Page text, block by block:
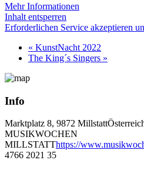
Mehr Informationen
Inhalt entsperren
Erforderlichen Service akzeptieren
« KunstNacht 2022
The King´s Singers »
Info
Marktplatz 8, 9872 Millstatt
MUSIKWOCHEN
MILLSTATThttps://
4766 2021 35